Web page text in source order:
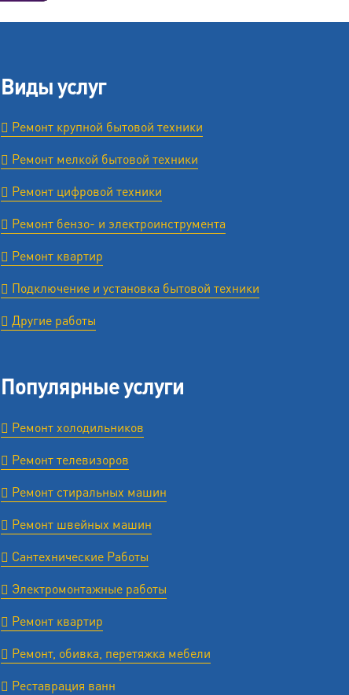
Виды услуг
Ремонт крупной бытовой техники
Ремонт мелкой бытовой техники
Ремонт цифровой техники
Ремонт бензо- и электроинструмента
Ремонт квартир
Подключение и установка бытовой техники
Другие работы
Популярные услуги
Ремонт холодильников
Ремонт телевизоров
Ремонт стиральных машин
Ремонт швейных машин
Сантехнические Работы
Электромонтажные работы
Ремонт квартир
Ремонт, обивка, перетяжка мебели
Реставрация ванн